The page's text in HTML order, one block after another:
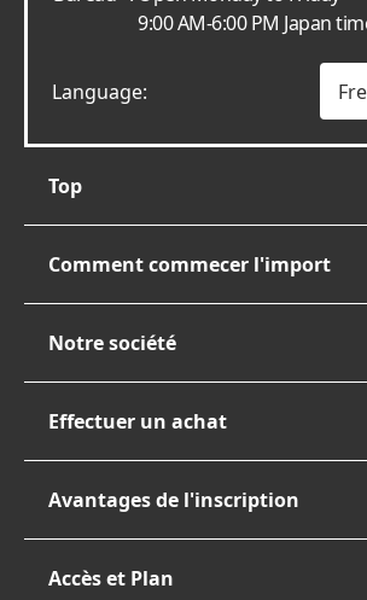
9:00 AM-6:00 PM Japan
Language:
Top
Comment commecer l'import
Notre société
Effectuer un achat
Avantages de l'inscription
Accès et Plan